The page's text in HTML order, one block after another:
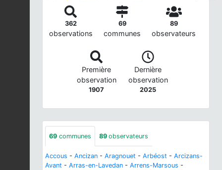
362
observations
69
communes
89
observateurs
Première
observation
1907
Dernière
observation
2025
69 communes 89 observateurs
Accous - Ancizan - Aragnouet - Arbéost - Arcizans-
Avant - Arras-en-Lavedan - Arrens-Marsous -